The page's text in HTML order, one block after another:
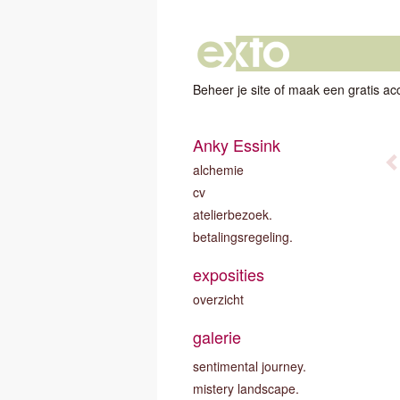
Beheer je site of maak een gratis
Anky Essink
alchemie
cv
atelierbezoek.
betalingsregeling.
exposities
overzicht
galerie
sentimental journey.
mistery landscape.